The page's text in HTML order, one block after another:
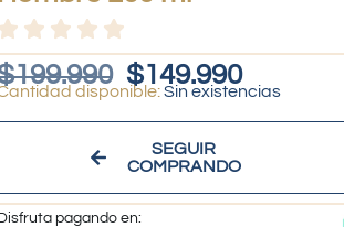
199.990 $149.990
Sin existencias
SEGUIR
COMPRANDO
pagando en: